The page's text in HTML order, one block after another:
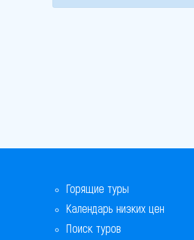
Горящие туры
Календарь низких цен
Поиск туров